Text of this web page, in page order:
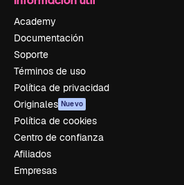
Academy
Documentación
Soporte
Términos de uso
Política de privacidad
Originales Nuevo
Política de cookies
Centro de confianza
Afiliados
Empresas